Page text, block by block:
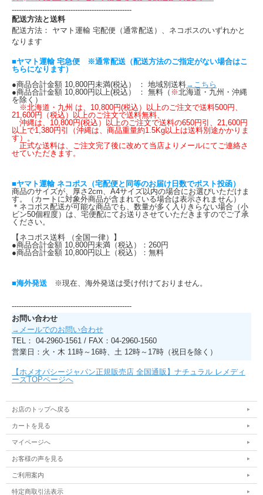
---------------------------------------------------
配送方法と送料
配送方法： ヤマト運輸 宅配便（通常配送）、ネコポスのいずれかと
なります
■ヤマト運輸 宅急便 ※通常配送（配送方法のご指定がない場合はこ
ちらになります）
●商品合計金額 10,800円未満(税込） ： 地域別送料→こちら
●商品合計金額 10,800円以上(税込） ： 無料（ ※北海道・九州・沖縄
を除く）
※北海道・九州 は、10,800円(税込）以上のご注文で送料500円、
21,600円（税込）以上のご注文で送料無料、
沖縄は、10,800円(税込）以上のご注文で送料の650円引、21,600円
以上で1,380円引（沖縄は、商品重量約1.5Kg以上は送料別途かかりま
す）。
正式な送料は、ご注文完了後に改めて当店よりメールにてご連絡さ
せていただきます。
■ヤマト運輸 ネコポス（宅配便と同等のお届け日数でポスト投函）
商品のサイズが、厚さ2cm、A4サイズ以内の場合にお選びいただけま
す。（カートに対象外商品が含まれている場合は表示されません）
＊ネコポス配送が可能な商品でも、数量が多く入りきらない場合（小
ビン50個程度）は、宅便配にてお送りさせていただきますのでご了承
ください。
【ネコポス送料 （全国一律）】
●商品合計金額 10,800円未満（税込）：260円
●商品合計金額 10,800円以上（税込）：無料
■海外発送 ※現在、海外発送は受け付けておりません。
---------------------------------------------------
お問い合わせ
→メールでのお問い合わせ
TEL： 04-2960-1561 / FAX：04-2960-1560
営業日：火・木 11時～16時、土 12時～17時（祝日を除く）
【ホメオパシージャパン正規販売店 全国通販】ナチュラル レメディ
ーズTOPページへ
お店のトップへ戻る
カートを見る
マイページへ
お客様の声を見る
ご利用案内
特定商取引法表示